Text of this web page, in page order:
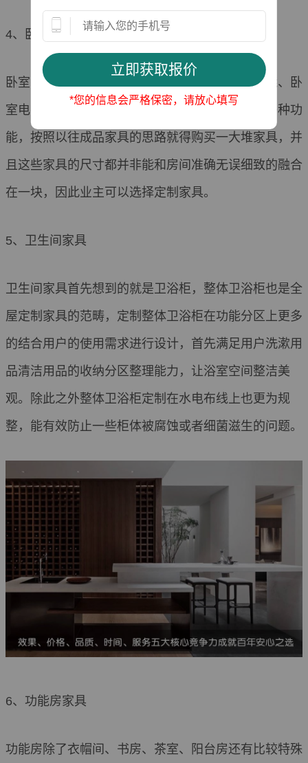
4、卧室家具
卧室家具包括衣柜、床头柜、梳妆台、床、床脚凳、卧
室电视柜、书桌台等等。要想在有限的空间实现多种功
能，按照以往成品家具的思路就得购买一大堆家具，并
且这些家具的尺寸都并非能和房间准确无误细致的融合
在一块，因此业主可以选择定制家具。
5、卫生间家具
卫生间家具首先想到的就是卫浴柜，整体卫浴柜也是全
屋定制家具的范畴，定制整体卫浴柜在功能分区上更多
的结合用户的使用需求进行设计，首先满足用户洗漱用
品清洁用品的收纳分区整理能力，让浴室空间整洁美
观。除此之外整体卫浴柜定制在水电布线上也更为规
整，能有效防止一些柜体被腐蚀或者细菌滋生的问题。
6、功能房家具
功能房除了衣帽间、书房、茶室、阳台房还有比较特殊
*您的信息会严格保密，请放心填写